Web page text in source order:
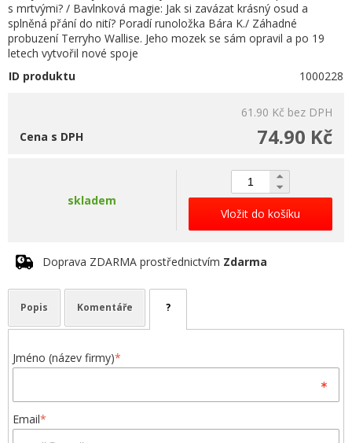
s mrtvými? / Bavlnková magie: Jak si zavázat krásný osud a
splněná přání do nití? Poradí runoložka Bára K./ Záhadné
probuzení Terryho Wallise. Jeho mozek se sám opravil a po 19
letech vytvořil nové spoje
ID produktu
1000228
61.90 Kč bez DPH
74.90 Kč
Cena s DPH
skladem
Vložit do košíku
Doprava ZDARMA prostřednictvím Zdarma
Popis Komentáře ?
Jméno (název firmy)*
Email*